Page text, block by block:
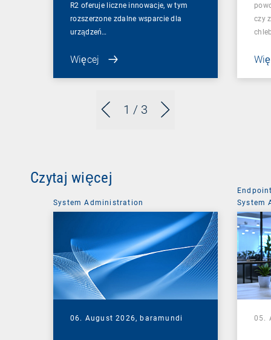
1 / 3
R2 oferuje liczne innowacje, w tym
rozszerzone zdalne wsparcie dla
urządzeń…
Więcej
czy
Czytaj więcej
System Administration
06. August 2026, baramundi
System
05.